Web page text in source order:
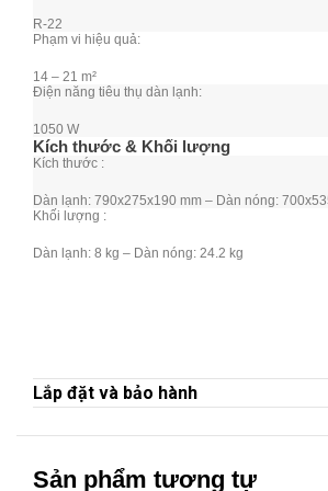
R-22
Phạm vi hiệu quả:
14 – 21 m²
Điện năng tiêu thụ dàn lạnh:
1050 W
Kích thước & Khối lượng
Kích thước :
Dàn lạnh: 790x275x190 mm – Dàn nóng:
Khối lượng :
Dàn lạnh: 8 kg – Dàn nóng: 24.2 kg
Lắp đặt và bảo hành
Sản phẩm tương tự